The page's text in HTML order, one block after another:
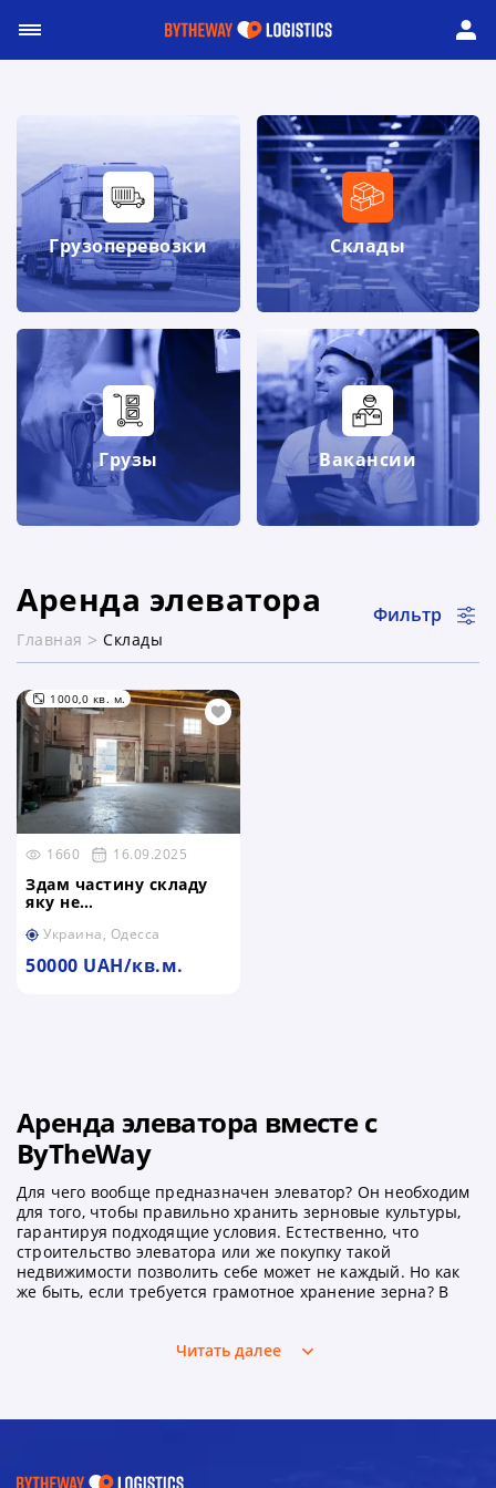
Грузоперевозки Склады
Грузы Вакансии
Аренда элеватора
Главная Склады
Фильтр
раздел каталога
1000,0 кв. м.
1660 16.09.2025
Здам частину складу
яку не
Украина, Одесса
50000 UAH/кв.м.
Аренда элеватора вместе с
ByTheWay
Для чего вообще предназначен элеватор? Он необходим
для того, чтобы правильно хранить зерновые культуры,
гарантируя подходящие условия. Естественно, что
строительство элеватора или же покупку такой
недвижимости позволить себе может не каждый. Но как
же быть, если требуется грамотное хранение зерна? В
совершенно любую недвижимость для аренды по
Какой элеватор можно выбрать?
имеют определенные особенности:
Читать далее